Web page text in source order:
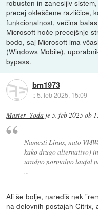
robusten in zanesljiv
precej okleščene različice,
funkcionalnost, večina
Microsoft hoče precejšnje
bodo, saj Microsoft ima
(Windows Mobile),
bypass.
bm1973
::5. feb 2025, 15:09
Master_Yoda je5. feb 2025 ob
Namesti Linux, nato
kako drugo alternativo)
uradno normalno laufal
...
Ali še bolje, narediš nek
na delovnih postajah Citrix,